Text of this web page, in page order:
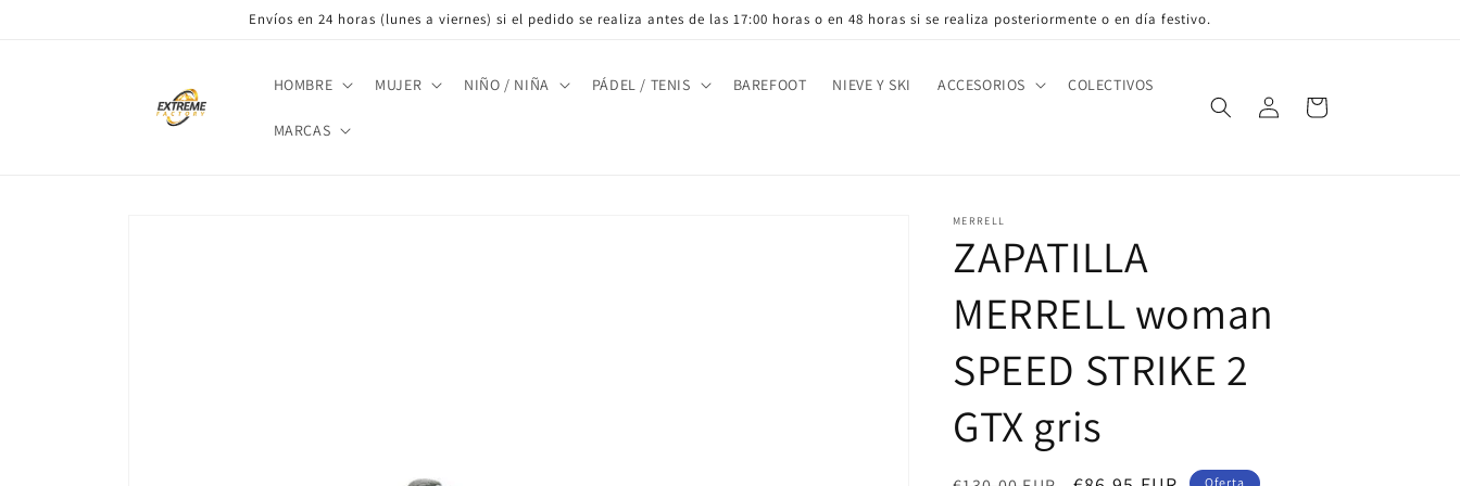
Envíos en 24 horas (lunes a viernes) si el pedido se realiza antes de las 17:00 horas o en 48 horas si se realiza posteriormente o en día festivo.
HOMBRE MUJER NIÑO / NIÑA PÁDEL / TENIS BAREFOOT NIEVE Y SKI ACCESORIOS COLECTIVOS
MARCAS
Iniciar
sesión
Carrito
MERRELL
ZAPATILLA
MERRELL woman
SPEED STRIKE 2
GTX gris
Oferta